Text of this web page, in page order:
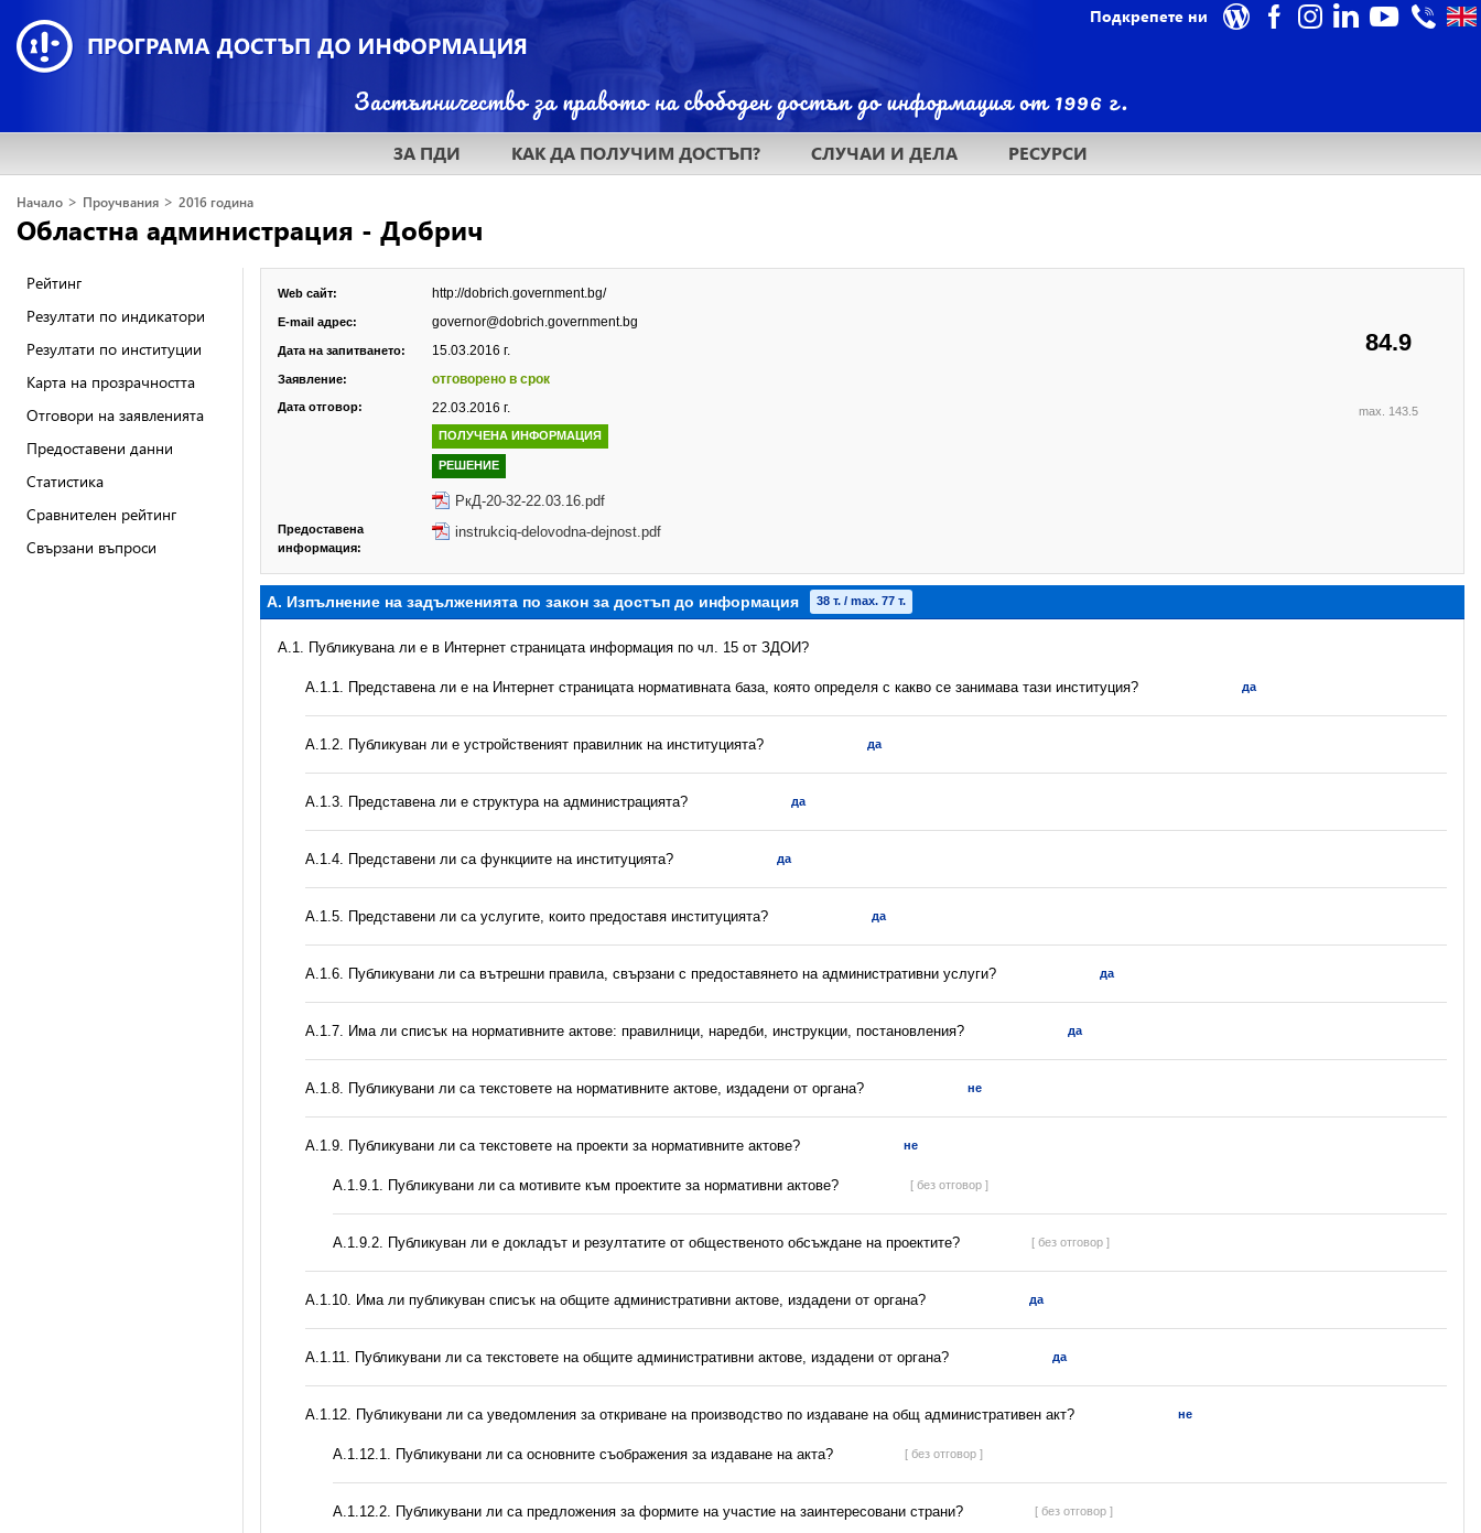
Подкрепете ни
ЗА ПДИ КАК ДА ПОЛУЧИМ ДОСТЪП? СЛУЧАИ И ДЕЛА РЕСУРСИ
Начало > Проучвания > 2016 година
Областна администрация - Добрич
Рейтинг
Резултати по индикатори
Резултати по институции
Карта на прозрачността
Отговори на заявленията
Предоставени данни
Статистика
Сравнителен рейтинг
Свързани въпроси
84.9
max. 143.5
Web сайт: http://dobrich.government.bg/
E-mail адрес: governor@dobrich.government.bg
Дата на запитването: 15.03.2016 г.
Заявление: отговорено в срок
Дата отговор: 22.03.2016 г.
ПОЛУЧЕНА ИНФОРМАЦИЯ
РЕШЕНИЕ
РкД-20-32-22.03.16.pdf
Предоставена
информация:
instrukciq-delovodna-dejnost.pdf
А. Изпълнение на задълженията по закон за достъп до информация 38 т. / max. 77 т.
A.1. Публикувана ли е в Интернет страницата информация по чл. 15 от ЗДОИ?
A.1.1. Представена ли е на Интернет страницата нормативната база, която определя с какво се занимава тази институция? да
A.1.2. Публикуван ли е устройственият правилник на институцията? да
A.1.3. Представена ли е структура на администрацията? да
А.1.4. Представени ли са функциите на институцията? да
А.1.5. Представени ли са услугите, които предоставя институцията? да
А.1.6. Публикувани ли са вътрешни правила, свързани с предоставянето на административни услуги? да
А.1.7. Има ли списък на нормативните актове: правилници, наредби, инструкции, постановления? да
А.1.8. Публикувани ли са текстовете на нормативните актове, издадени от органа? не
А.1.9. Публикувани ли са текстовете на проекти за нормативните актове? не
А.1.9.1. Публикувани ли са мотивите към проектите за нормативни актове? [ без отговор ]
А.1.9.2. Публикуван ли е докладът и резултатите от общественото обсъждане на проектите? [ без отговор ]
А.1.10. Има ли публикуван списък на общите административни актове, издадени от органа? да
А.1.11. Публикувани ли са текстовете на общите административни актове, издадени от органа? да
А.1.12. Публикувани ли са уведомления за откриване на производство по издаване на общ административен акт? не
А.1.12.1. Публикувани ли са основните съображения за издаване на акта? [ без отговор ]
А.1.12.2. Публикувани ли са предложения за формите на участие на заинтересовани страни? [ без отговор ]